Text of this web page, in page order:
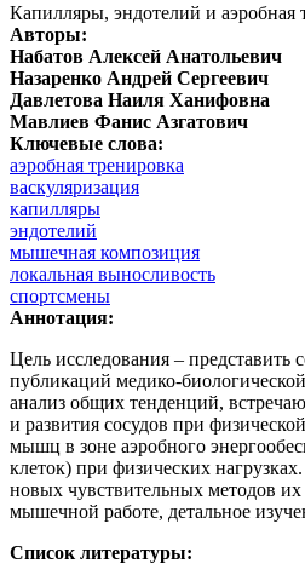
Капилляры, эндотелий и аэробная
Авторы:
Набатов Алексей Анатольевич
Назаренко Андрей Сергеевич
Давлетова Наиля Ханифовна
Мавлиев Фанис Азгатович
Ключевые слова:
аэробная тренировка
васкуляризация
капилляры
эндотелий
мышечная композиция
локальная выносливость
спортсмены
Аннотация:
Цель исследования –
публикаций медико-
анализ общих тенденций,
и развития сосудов при
мышц в зоне аэробного
клеток) при физических
новых чувствительных методов
мышечной работе, детальное
Список литературы: